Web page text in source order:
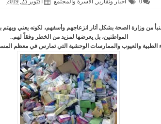
من وزارة الصحة بشكل أثار انزعاجهم وأسفهم، لكونه يعني
المواطنين، بل يعرضها لمزيد من الخطر وفقاً لهم..
الطبية والعيوب والممارسات الوحشية التي تمارس في